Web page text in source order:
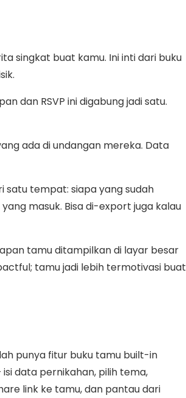
singkat buat kamu. Ini inti dari buku
dan RSVP ini digabung jadi satu.
ada di undangan mereka. Data
satu tempat: siapa yang sudah
masuk. Bisa di-export juga kalau
tamu ditampilkan di layar besar
tamu jadi lebih termotivasi buat
punya fitur buku tamu built-in
data pernikahan, pilih tema,
link ke tamu, dan pantau dari